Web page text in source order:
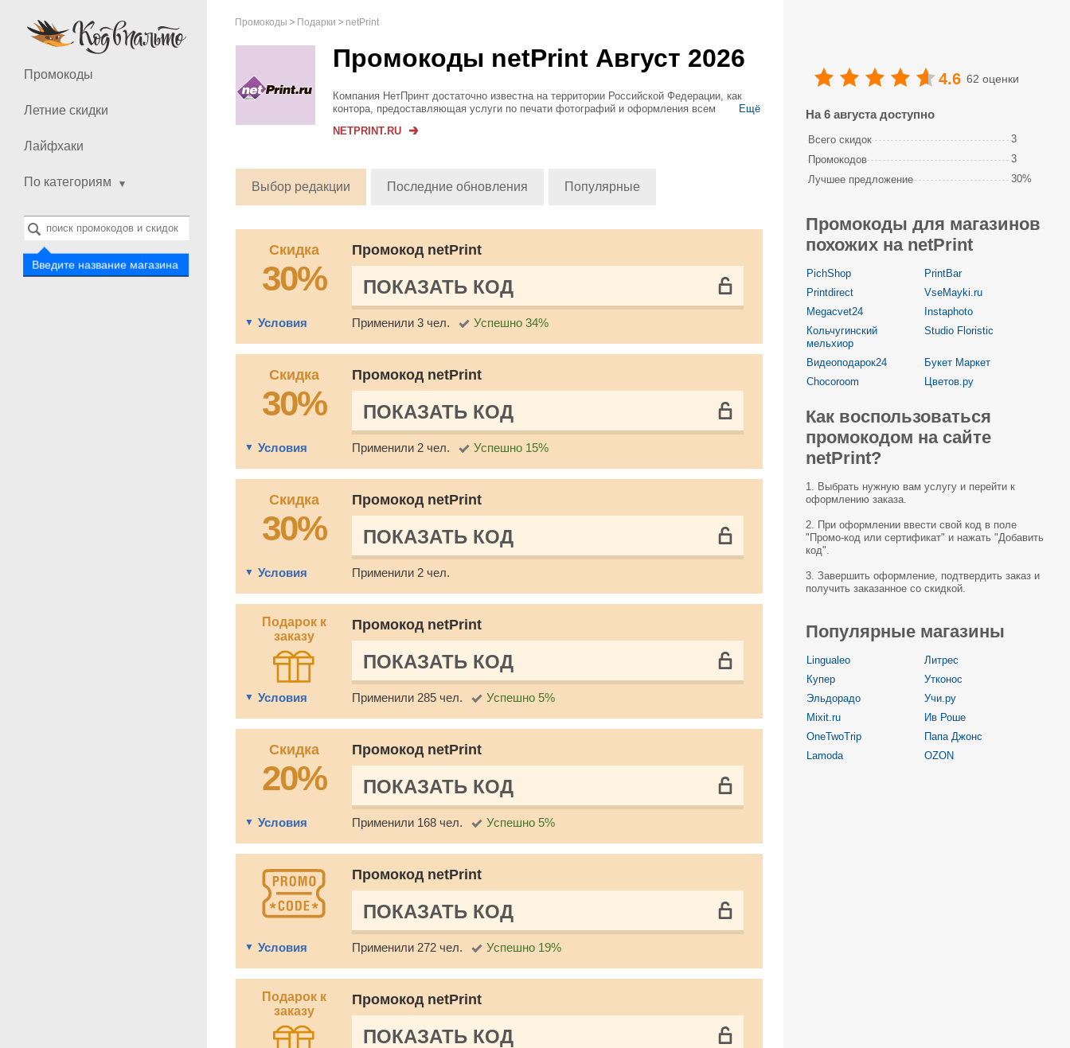
Промокоды
Летние скидки
Лайфхаки
По категориям
Введите название магазина
Промокоды Подарки netPrint
Промокоды netPrint Август 2026
Компания НетПринт достаточно известна на территории Российской Федерации, как
контора, предоставляющая услуги по печати фотографий и оформления всем
любимым изображением фотох...
Ещё
NETPRINT.RU
Выбор редакции Последние обновления Популярные
Скидка
30%
Промокод netPrint
ПОКАЗАТЬ КОД
Условия Применили 3 чел. Успешно 34%
Скидка
30%
Промокод netPrint
ПОКАЗАТЬ КОД
Условия Применили 2 чел. Успешно 15%
Скидка
30%
Промокод netPrint
ПОКАЗАТЬ КОД
Условия Применили 2 чел.
Подарок к
заказу
Промокод netPrint
ПОКАЗАТЬ КОД
Условия Применили 285 чел. Успешно 5%
Скидка
20%
Промокод netPrint
ПОКАЗАТЬ КОД
Условия Применили 168 чел. Успешно 5%
Промокод netPrint
ПОКАЗАТЬ КОД
Условия Применили 272 чел. Успешно 19%
Подарок к
заказу
Промокод netPrint
ПОКАЗАТЬ КОД
4.6 62 оценки
На 6 августа доступно
Всего скидок
3
Промокодов
3
Лучшее предложение
30%
Промокоды для магазинов
похожих на netPrint
PichShop
PrintBar
Printdirect
VseMayki.ru
Megacvet24
Instaphoto
Кольчугинский
мельхиор
Studio Floristic
Видеоподарок24
Букет Маркет
Chocoroom
Цветов.ру
Как воспользоваться
промокодом на сайте
netPrint?
1. Выбрать нужную вам услугу и перейти к
оформлению заказа.
2. При оформлении ввести свой код в поле
"Промо-код или сертификат" и нажать "Добавить
код".
3. Завершить оформление, подтвердить заказ и
получить заказанное со скидкой.
Популярные магазины
Lingualeo
Литрес
Купер
Утконос
Эльдорадо
Учи.ру
Mixit.ru
Ив Роше
OneTwoTrip
Папа Джонс
Lamoda
OZON